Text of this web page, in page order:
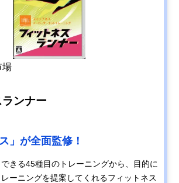
場
ンナー
」が全面監修！
きる45種目のトレーニングから、目的に
ーニングを提案してくれるフィットネス